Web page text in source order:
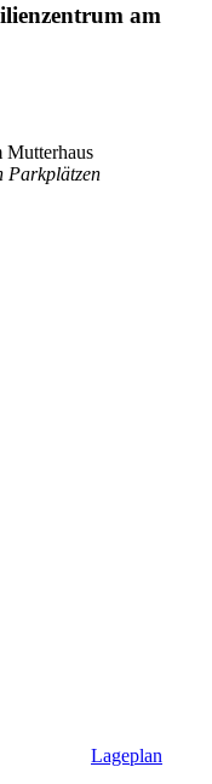
am
Mutterhaus
Parkplätzen
Lageplan